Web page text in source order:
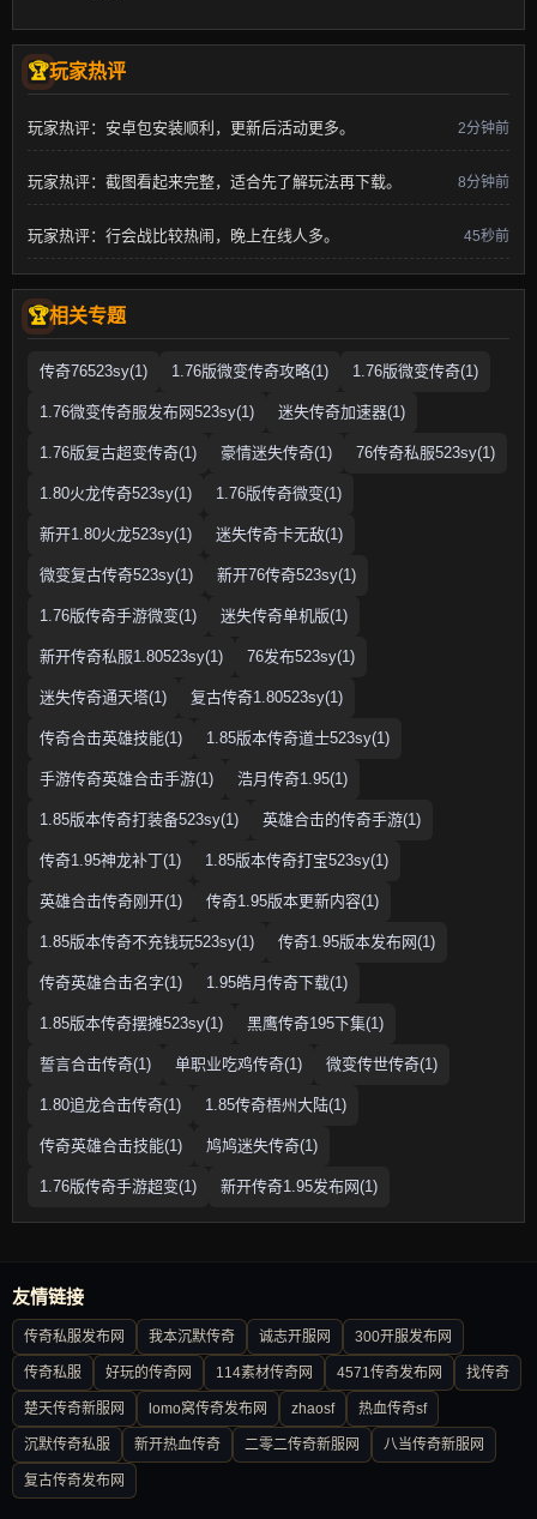
玩家热评
玩家热评：安卓包安装顺利，更新后活动更多。 2分钟前
玩家热评：截图看起来完整，适合先了解玩法再下载。 8分钟前
玩家热评：行会战比较热闹，晚上在线人多。 45秒前
相关专题
传奇76523sy(1) 1.76版微变传奇攻略(1) 1.76版微变传奇(1)
1.76微变传奇服发布网523sy(1) 迷失传奇加速器(1)
1.76版复古超变传奇(1) 豪情迷失传奇(1) 76传奇私服523sy(1)
1.80火龙传奇523sy(1) 1.76版传奇微变(1)
新开1.80火龙523sy(1) 迷失传奇卡无敌(1)
微变复古传奇523sy(1) 新开76传奇523sy(1)
1.76版传奇手游微变(1) 迷失传奇单机版(1)
新开传奇私服1.80523sy(1) 76发布523sy(1)
迷失传奇通天塔(1) 复古传奇1.80523sy(1)
传奇合击英雄技能(1) 1.85版本传奇道士523sy(1)
手游传奇英雄合击手游(1) 浩月传奇1.95(1)
1.85版本传奇打装备523sy(1) 英雄合击的传奇手游(1)
传奇1.95神龙补丁(1) 1.85版本传奇打宝523sy(1)
英雄合击传奇刚开(1) 传奇1.95版本更新内容(1)
1.85版本传奇不充钱玩523sy(1) 传奇1.95版本发布网(1)
传奇英雄合击名字(1) 1.95皓月传奇下载(1)
1.85版本传奇摆摊523sy(1) 黑鹰传奇195下集(1)
誓言合击传奇(1) 单职业吃鸡传奇(1) 微变传世传奇(1)
1.80追龙合击传奇(1) 1.85传奇梧州大陆(1)
传奇英雄合击技能(1) 鸠鸠迷失传奇(1)
1.76版传奇手游超变(1) 新开传奇1.95发布网(1)
友情链接
传奇私服发布网 我本沉默传奇 诚志开服网 300开服发布网
传奇私服 好玩的传奇网 114素材传奇网 4571传奇发布网 找传奇
楚天传奇新服网 lomo窝传奇发布网 zhaosf 热血传奇sf
沉默传奇私服 新开热血传奇 二零二传奇新服网 八当传奇新服网
复古传奇发布网